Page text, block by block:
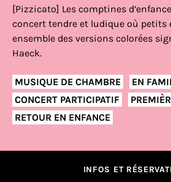
[Pizzicato] Les comptines
concert tendre et ludique où petits
ensemble des versions colorées
Haeck.
MUSIQUE DE CHAMBRE
EN
CONCERT PARTICIPATIF
RETOUR EN ENFANCE
INFOS ET